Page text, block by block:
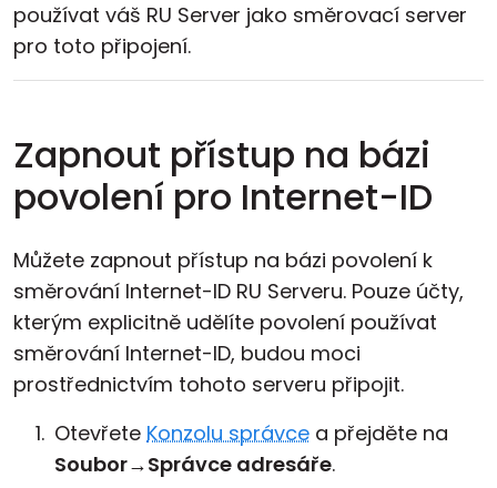
používat váš RU Server jako směrovací server
pro toto připojení.
Zapnout přístup na bázi
povolení pro Internet-ID
Můžete zapnout přístup na bázi povolení k
směrování Internet-ID RU Serveru. Pouze účty,
kterým explicitně udělíte povolení používat
směrování Internet-ID, budou moci
prostřednictvím tohoto serveru připojit.
Otevřete Konzolu správce a přejděte na
Soubor→Správce adresáře.